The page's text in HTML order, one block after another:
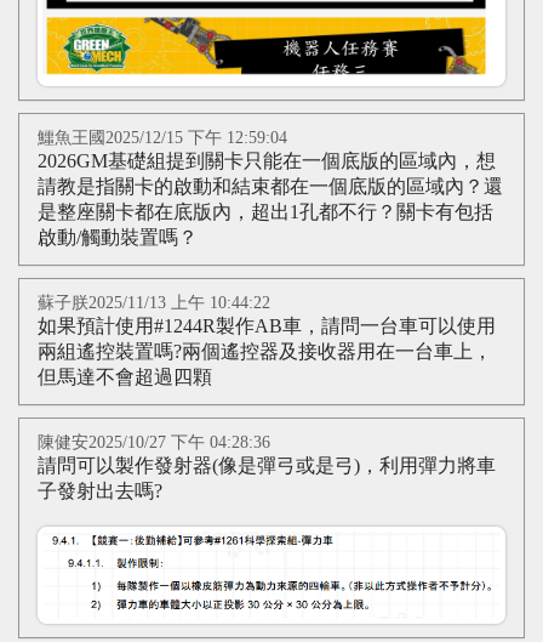
鱷魚王國2025/12/15 下午 12:59:04
2026GM基礎組提到關卡只能在一個底版的區域內，想
請教是指關卡的啟動和結束都在一個底版的區域內？還
是整座關卡都在底版內，超出1孔都不行？關卡有包括
啟動/觸動裝置嗎？
蘇子朕2025/11/13 上午 10:44:22
如果預計使用#1244R製作AB車，請問一台車可以使用
兩組遙控裝置嗎?兩個遙控器及接收器用在一台車上，
但馬達不會超過四顆
陳健安2025/10/27 下午 04:28:36
請問可以製作發射器(像是彈弓或是弓)，利用彈力將車
子發射出去嗎?